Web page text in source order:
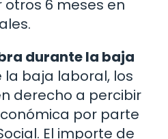
6 meses en
durante la baja
la baja laboral, los
derecho a percibir
por parte
El importe de